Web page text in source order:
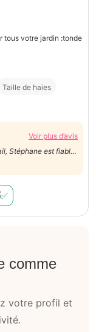
tous votre jardin :tonde
Taille de haies
Voir plus d’avis
Stéphane est fiable,
comme
votre profil et